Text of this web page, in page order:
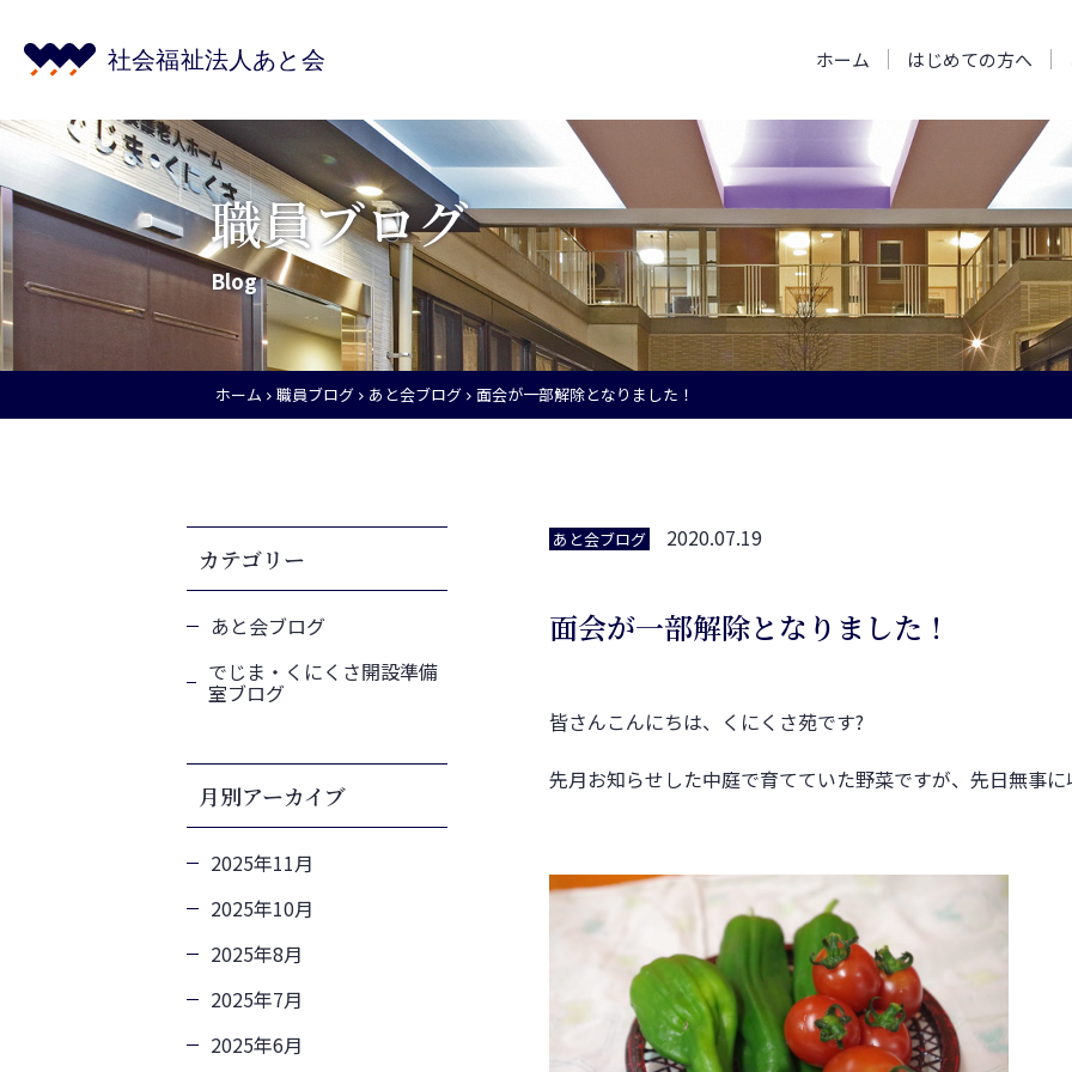
ホーム はじめての方へ
職員ブログ
Blog
ホーム 職員ブログ あと会ブログ 面会が一部解除となりました！
あと会ブログ 2020.07.19
面会が一部解除となりました！
皆さんこんにちは、くにくさ苑です?
先月お知らせした中庭で育てていた野菜ですが、先日無事に
カテゴリー
あと会ブログ
でじま・くにくさ開設準備
室ブログ
月別アーカイブ
2025年11月
2025年10月
2025年8月
2025年7月
2025年6月